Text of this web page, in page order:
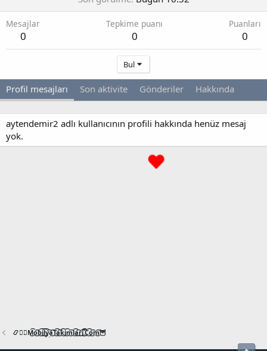
Mesajlar
0
Tepkime puanı
0
Puanları
0
Bul
Profil mesajları Son aktivite Gönderiler Hakkında
aytendemir2 adlı kullanıcının profili hakkında henüz mesaj
yok.
📿🧙‍♂️M͜͡o͜͡b͜͡i͜͡l͜͡y͜͡a͜͡T͜͡a͜͡k͜͡i͜͡m͜͡l͜͡a͜͡r͜͡i͜͡.͜͡C͜͡o͜͡m͜͡🦉